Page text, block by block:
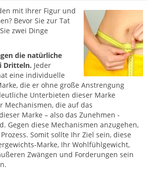
mit Ihrer Figur und
Bevor Sie zur Tat
zwei Dinge
die natürliche
Dritteln. Jeder
eine individuelle
die er ohne große Anstrengung
Unterbieten dieser Marke
Mechanismen, die auf das
Marke – also das Zunehmen -
Gegen diese Mechanismen anzugehen,
Somit sollte Ihr Ziel sein, diese
Marke, Ihr Wohlfühlgewicht,
Zwängen und Forderungen sein